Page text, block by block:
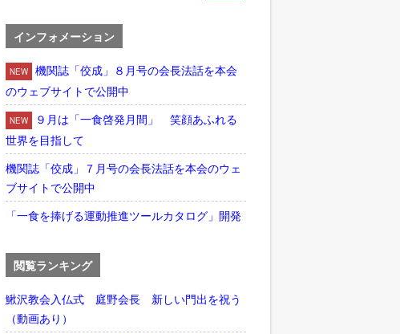
インフォメーション
NEW
機関誌「佼成」８月号の会長法話を本会
のウェブサイトで公開中
NEW
９月は「一食啓発月間」 笑顔あふれる
世界を目指して
機関誌「佼成」７月号の会長法話を本会のウェ
ブサイトで公開中
「一食を捧げる運動推進ツールカタログ」開発
閲覧ランキング
鰍沢教会入仏式 庭野会長 新しい門出を祝う
（動画あり）